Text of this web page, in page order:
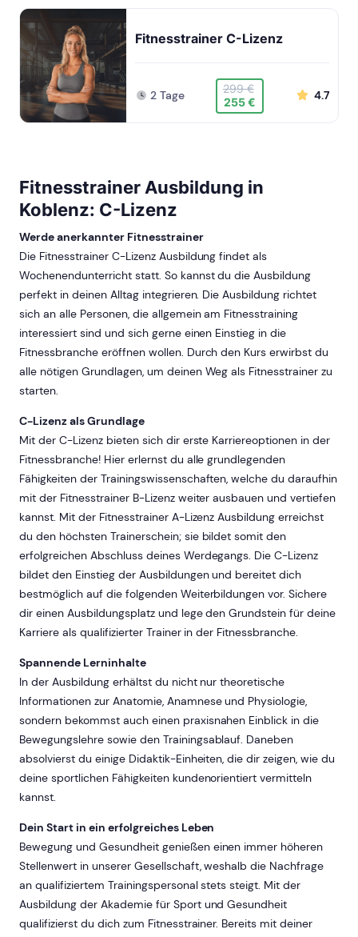
Fitnesstrainer C-Lizenz
2 Tage
299 €
255 €
4.7
Fitnesstrainer Ausbildung in
Koblenz: C-Lizenz
Werde anerkannter Fitnesstrainer
Die Fitnesstrainer C-Lizenz Ausbildung findet als
Wochenendunterricht statt. So kannst du die Ausbildung
perfekt in deinen Alltag integrieren. Die Ausbildung richtet
sich an alle Personen, die allgemein am Fitnesstraining
interessiert sind und sich gerne einen Einstieg in die
Fitnessbranche eröffnen wollen. Durch den Kurs erwirbst du
alle nötigen Grundlagen, um deinen Weg als Fitnesstrainer zu
starten.
C-Lizenz als Grundlage
Mit der C-Lizenz bieten sich dir erste Karriereoptionen in der
Fitnessbranche! Hier erlernst du alle grundlegenden
Fähigkeiten der Trainingswissenschaften, welche du daraufhin
mit der Fitnesstrainer B-Lizenz weiter ausbauen und vertiefen
kannst. Mit der Fitnesstrainer A-Lizenz Ausbildung erreichst
du den höchsten Trainerschein; sie bildet somit den
erfolgreichen Abschluss deines Werdegangs. Die C-Lizenz
bildet den Einstieg der Ausbildungen und bereitet dich
bestmöglich auf die folgenden Weiterbildungen vor. Sichere
dir einen Ausbildungsplatz und lege den Grundstein für deine
Karriere als qualifizierter Trainer in der Fitnessbranche.
Spannende Lerninhalte
In der Ausbildung erhältst du nicht nur theoretische
Informationen zur Anatomie, Anamnese und Physiologie,
sondern bekommst auch einen praxisnahen Einblick in die
Bewegungslehre sowie den Trainingsablauf. Daneben
absolvierst du einige Didaktik-Einheiten, die dir zeigen, wie du
deine sportlichen Fähigkeiten kundenorientiert vermitteln
kannst.
Dein Start in ein erfolgreiches Leben
Bewegung und Gesundheit genießen einen immer höheren
Stellenwert in unserer Gesellschaft, weshalb die Nachfrage
an qualifiziertem Trainingspersonal stets steigt. Mit der
Ausbildung der Akademie für Sport und Gesundheit
qualifizierst du dich zum Fitnesstrainer. Bereits mit deiner